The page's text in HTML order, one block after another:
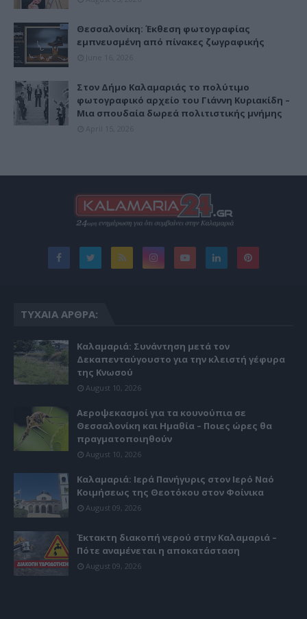
Θεσσαλονίκη: Έκθεση φωτογραφίας
εμπνευσμένη από πίνακες ζωγραφικής
Στον Δήμο Καλαμαριάς το πολύτιμο
φωτογραφικό αρχείο του Γιάννη Κυριακίδη –
Μια σπουδαία δωρεά πολιτιστικής μνήμης
ΤΥΧΑΊΑ ΆΡΘΡΑ:
Καλαμαριά: Συνάντηση μετά τον
Δεκαπενταύγουστο για την κλειστή γέφυρα
της Κνωσού
August 10, 2026
Αεροψεκασμοί για τα κουνούπια σε
Θεσσαλονίκη και Ημαθία – Ποιες ώρες θα
πραγματοποιηθούν
August 10, 2026
Καλαμαριά: Ιερά Πανήγυρις στον Ιερό Ναό
Κοιμήσεως της Θεοτόκου στον Φοίνικα
August 09, 2026
Έκτακτη διακοπή νερού στην Καλαμαριά –
Πότε αναμένεται η αποκατάσταση
August 09, 2026